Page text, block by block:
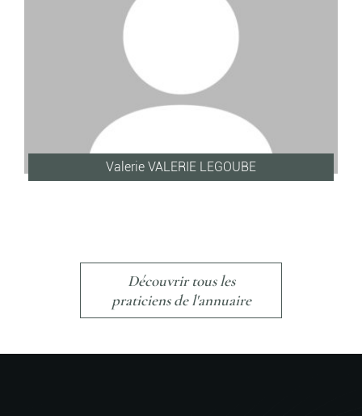
Valerie VALERIE LEGOUBE
Découvrir tous les
praticiens de l'annuaire